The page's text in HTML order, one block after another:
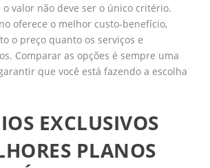
valor não deve ser o único critério.
oferece o melhor custo-benefício,
o preço quanto os serviços e
Comparar as opções é sempre uma
que você está fazendo a escolha
EXCLUSIVOS
PLANOS